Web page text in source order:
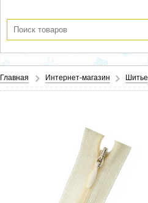
Главная Интернет-магазин Шитье